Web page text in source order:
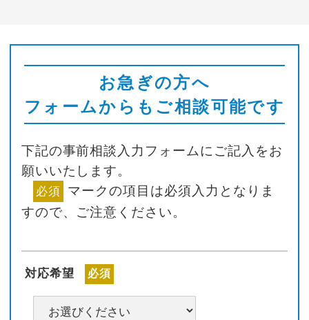
お急ぎの方へ
フォームからもご相談可能です
下記の事前相談入力フォームにご記入をお
願いいたします。
必須 マークの項目は必須入力となりま
すので、ご注意ください。
対応希望 必須